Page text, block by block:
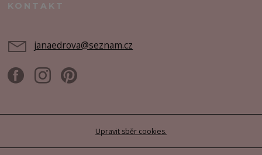
KONTAKT
janaedrova@seznam.cz
Upravit sběr cookies.